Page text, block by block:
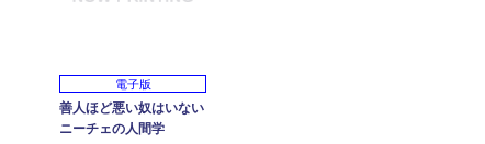
電子版
善人ほど悪い奴はいない
ニーチェの人間学